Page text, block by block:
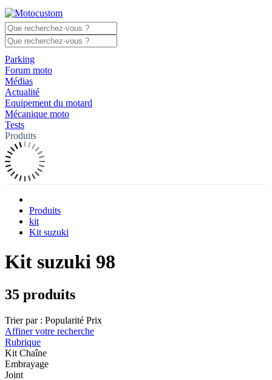
Parking
Forum moto
Médias
Actualité
Equipement du motard
Mécanique moto
Tests
Produits
Produits
kit
Kit suzuki
Kit suzuki 98
35 produits
Trier par : Popularité Prix
Affiner votre recherche
Rubrique
Kit Chaîne
Embrayage
Joint